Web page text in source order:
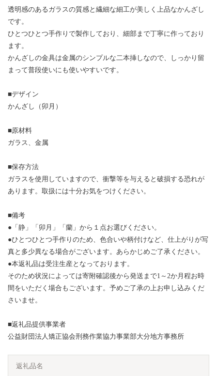
透明感のあるガラスの質感と繊細な細工が美しく上品なかんざし
です。
ひとつひとつ手作りで製作しており、細部まで丁寧に作っており
ます。
かんざしの金具は金属のシンプルな二本挿しなので、しっかり留
まって普段使いにも使いやすいです。
■デザイン
かんざし（卯月）
■原材料
ガラス、金属
■保存方法
ガラスを使用していますので、衝撃等を与えると破損する恐れが
あります。取扱には十分お気をつけください。
■備考
●「静」「卯月」「蘭」から１点お選びください。
●ひとつひとつ手作りのため、色合いや柄付けなど、仕上がりが写
真と多少異なる場合がございます。あらかじめご了承ください。
●本返礼品は受注生産となっております。
そのため状況によっては寄附確認後から発送まで1～2か月程お時
間をいただく場合もございます。予めご了承の上お申し込みくだ
さいませ。
■返礼品提供事業者
公益財団法人矯正協会刑務作業協力事業部大分地方事務所
返礼品名